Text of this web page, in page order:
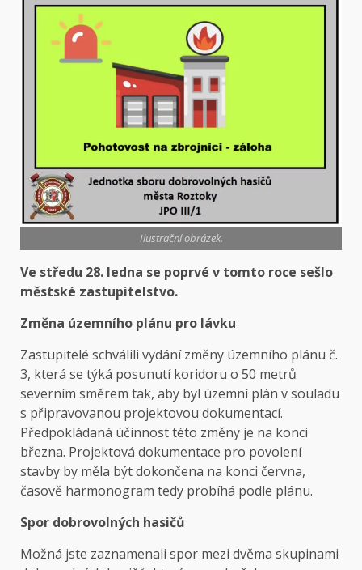
Ilustrační obrázek.
Ve středu 28. ledna se poprvé v tomto roce sešlo
městské zastupitelstvo.
Změna územního plánu pro lávku
Zastupitelé schválili vydání změny územního plánu č.
3, která se týká posunutí koridoru o 50 metrů
severním směrem tak, aby byl územní plán v souladu
s připravovanou projektovou dokumentací.
Předpokládaná účinnost této změny je na konci
března. Projektová dokumentace pro povolení
stavby by měla být dokončena na konci června,
časově harmonogram tedy probíhá podle plánu.
Spor dobrovolných hasičů
Možná jste zaznamenali spor mezi dvěma skupinami